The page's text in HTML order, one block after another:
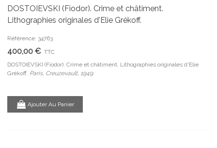
DOSTOIEVSKI (Fiodor). Crime et châtiment.
Lithographies originales d'Elie Grékoff.
Référence: 34763
400,00 € TTC
DOSTOIEVSKI (Fiodor). Crime et châtiment. Lithographies originales d'Elie
Grékoff. Paris, Creuzevault, 1949.
Ajouter Au Panier